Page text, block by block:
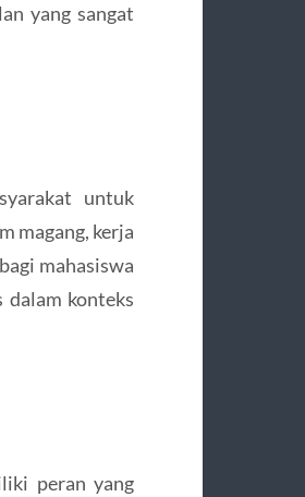
yang sangat
untuk
magang, kerja
mahasiswa
dalam konteks
peran yang